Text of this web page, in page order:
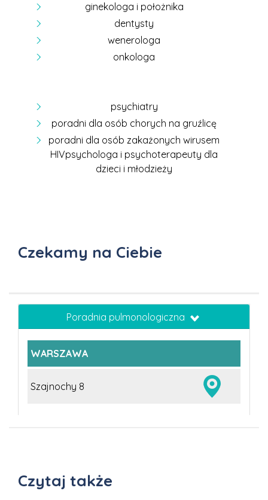
ginekologa i położnika
dentysty
wenerologa
onkologa
psychiatry
poradni dla osób chorych na gruźlicę
poradni dla osób zakażonych wirusem
HIVpsychologa i psychoterapeuty dla
dzieci i młodzieży
Czekamy na Ciebie
Poradnia pulmonologiczna
WARSZAWA
Szajnochy 8
Czytaj także